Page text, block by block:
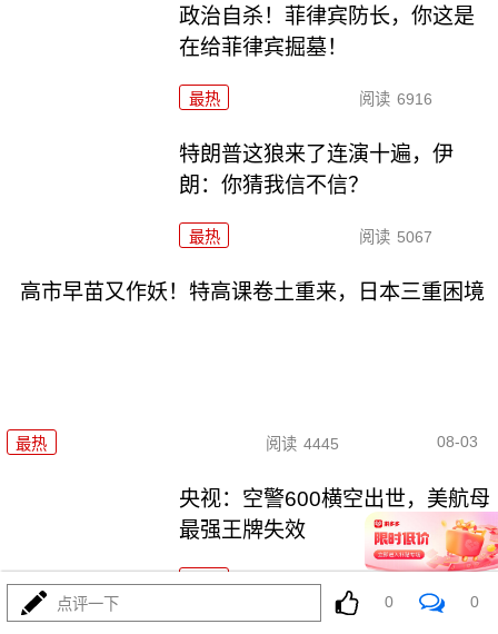
政治自杀！菲律宾防长，你这是
在给菲律宾掘墓！
最热 阅读 6916
特朗普这狼来了连演十遍，伊
朗：你猜我信不信？
最热 阅读 5067
高市早苗又作妖！特高课卷土重来，日本三重困境
最热 阅读 4445 08-03
央视：空警600横空出世，美航母
最强王牌失效
最热
点评一下 0 0